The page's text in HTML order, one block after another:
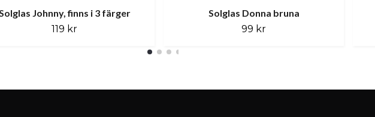
Johnny, finns i 3 färger
119 kr
Solglas Donna bruna
99 kr